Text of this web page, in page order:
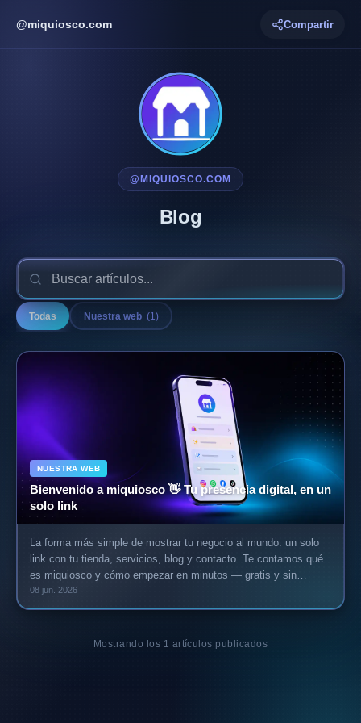
@miquiosco.com Compartir
@ MIQUIOSCO.COM
Blog
Todas Nuestra web (1 )
NUESTRA WEB
Bienvenido a miquiosco 👋 Tu presencia digital, en un
solo link
La forma más simple de mostrar tu negocio al mundo: un solo
link con tu tienda, servicios, blog y contacto. Te contamos qué
es miquiosco y cómo empezar en minutos — gratis y sin
comisiones.
08 jun. 2026
Mostrando los 1 artículos publicados